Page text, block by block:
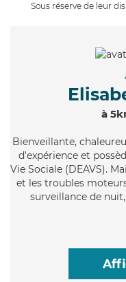
Sous réserve de leur
à
Bienveillante,
d'expérience et
Vie Sociale (DEAVS).
et les troubles
surveillance de